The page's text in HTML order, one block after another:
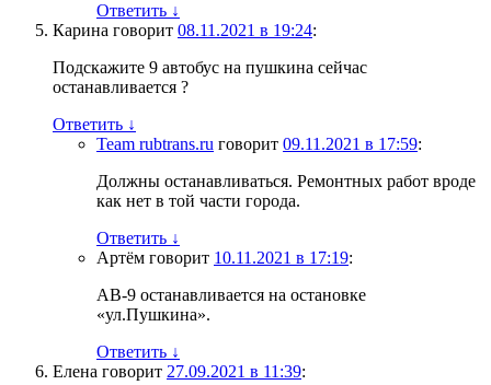
Ответить ↓
Карина говорит 08.11.2021 в 19:24:
Подскажите 9 автобус на пушкина сейчас
останавливается ?
Ответить ↓
Team rubtrans.ru говорит 09.11.2021 в 17:59:
Должны останавливаться. Ремонтных работ вроде
как нет в той части города.
Ответить ↓
Артём говорит 10.11.2021 в 17:19:
АВ-9 останавливается на остановке
«ул.Пушкина».
Ответить ↓
Елена говорит 27.09.2021 в 11:39: